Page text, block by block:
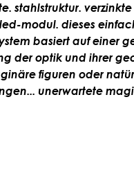
stahlstruktur.
modul. dieses
basiert auf einer
der optik und ihrer
figuren oder
unerwartete